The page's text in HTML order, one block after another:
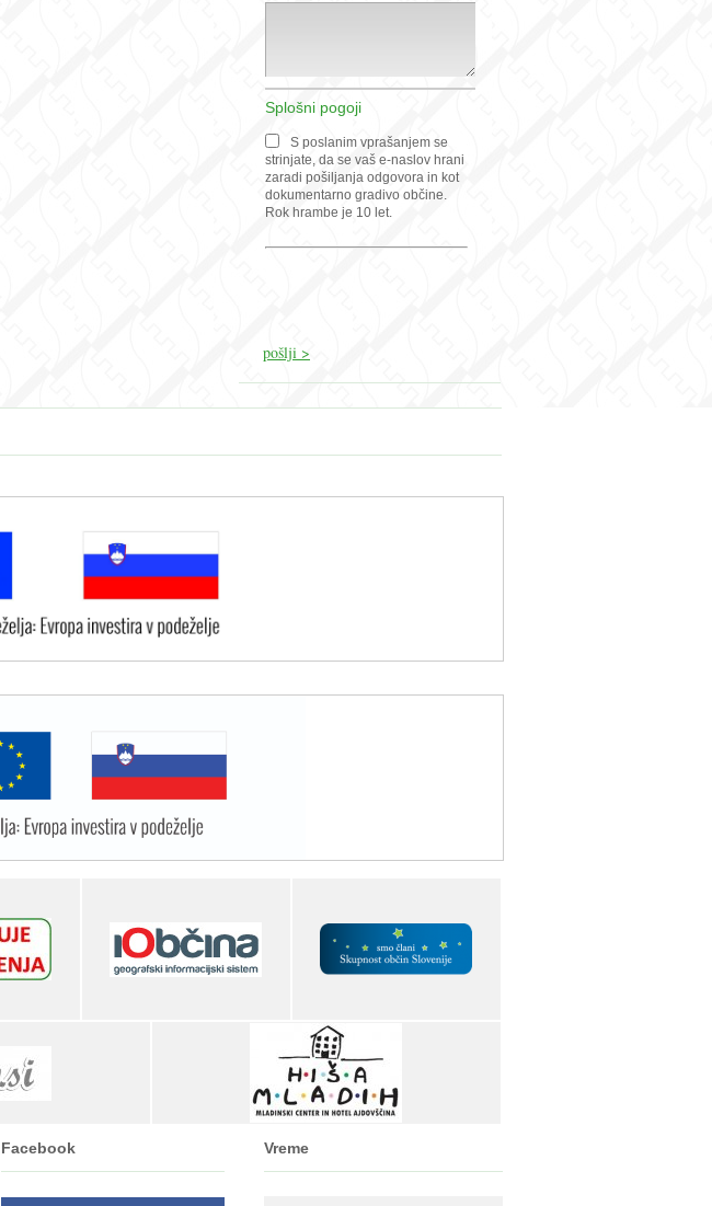
Splošni pogoji
S poslanim vprašanjem se
strinjate, da se vaš e-naslov hrani
zaradi pošiljanja odgovora in kot
dokumentarno gradivo občine.
Rok hrambe je 10 let.
Facebook Vreme